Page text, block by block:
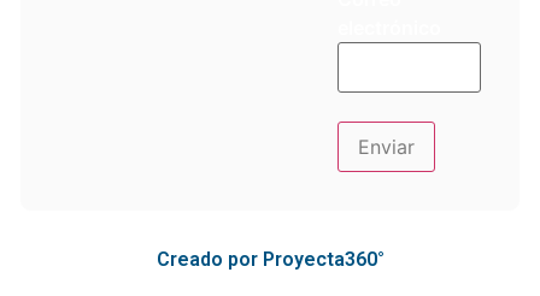
Creado por Proyecta360°